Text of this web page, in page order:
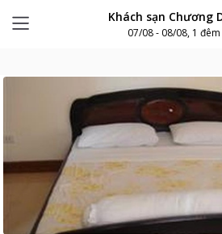
Khách sạn Chương
07/08 - 08/08, 1 đêm